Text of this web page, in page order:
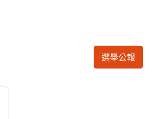
選舉公報